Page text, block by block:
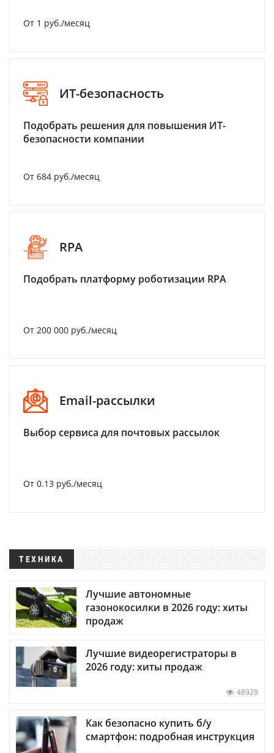
От 1 руб./месяц
ИТ-безопасность
Подобрать решения для повышения ИТ-
безопасности компании
От 684 руб./месяц
RPA
Подобрать платформу роботизации RPA
От 200 000 руб./месяц
Email-рассылки
Выбор сервиса для почтовых рассылок
От 0.13 руб./месяц
ТЕХНИКА
Лучшие автономные
газонокосилки в 2026 году: хиты
продаж
Лучшие видеорегистраторы в
2026 году: хиты продаж
48929
Как безопасно купить б/у
смартфон: подробная инструкция